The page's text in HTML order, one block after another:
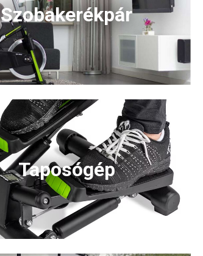
Szobakerékpár
Taposógép